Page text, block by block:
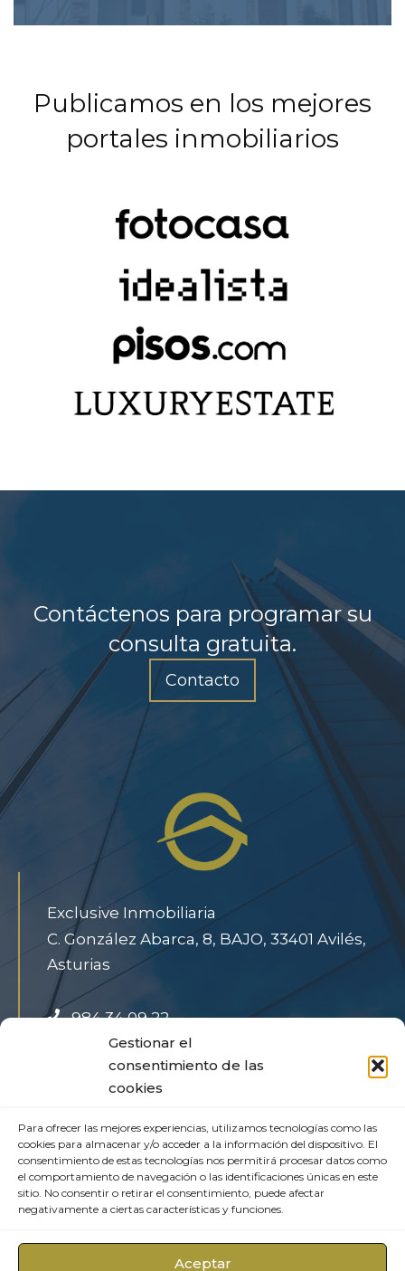
Gestionar el
consentimiento de las
cookies
Para ofrecer las mejores experiencias, utilizamos tecnologías como las
cookies para almacenar y/o acceder a la información del dispositivo. El
consentimiento de estas tecnologías nos permitirá procesar datos como
el comportamiento de navegación o las identificaciones únicas en este
sitio. No consentir o retirar el consentimiento, puede afectar
negativamente a ciertas características y funciones.
Aceptar
Publicamos en los mejores
portales inmobiliarios
Contáctenos para programar su
consulta gratuita.
Contacto
Exclusive Inmobiliaria
C. González Abarca, 8, BAJO, 33401 Avilés,
Asturias
984 34 09 22
info@exclusiveinmo.com
Aviso Legal
Política de Privacidad
Política de cookies